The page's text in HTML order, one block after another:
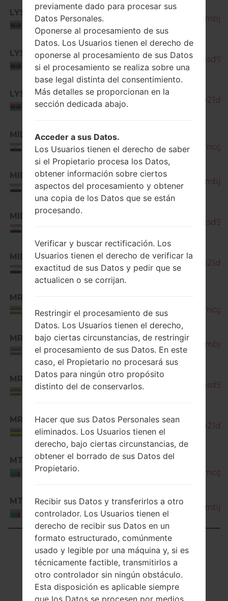
LYS
Libya
SM-
LYS
Libya
SM-
LYS
Libya
SM-
MID
IRAQ
SM-
MID
IRAQ
MID
MID
IRAQ
SM-
MRU
Mauritius
MRU
Mauritius
SM-
MRU
Mauritius
SM-
MRU
Mauritius
SM-
MTZ
Zambia
SM-
MTZ
Zambia
Showing 1 to 50 of 100 entries
Previous 1 2 Next
previamente dado para procesar sus
Datos Personales.
Oponerse al procesamiento de sus
Datos. Los Usuarios tienen el derecho de
oponerse al procesamiento de sus Datos
si el procesamiento se realiza sobre una
base legal distinta del consentimiento.
Más detalles se proporcionan en la
sección dedicada abajo.
Acceder a sus Datos.
Los Usuarios tienen el derecho de saber
si el Propietario procesa los Datos,
obtener información sobre ciertos
aspectos del procesamiento y obtener
una copia de los Datos que se están
procesando.
Verificar y buscar rectificación. Los
Usuarios tienen el derecho de verificar la
exactitud de sus Datos y pedir que se
actualicen o se corrijan.
Restringir el procesamiento de sus
Datos. Los Usuarios tienen el derecho,
bajo ciertas circunstancias, de restringir
el procesamiento de sus Datos. En este
caso, el Propietario no procesará sus
Datos para ningún otro propósito
distinto del de conservarlos.
Hacer que sus Datos Personales sean
eliminados. Los Usuarios tienen el
derecho, bajo ciertas circunstancias, de
obtener el borrado de sus Datos del
Propietario.
Recibir sus Datos y transferirlos a otro
controlador. Los Usuarios tienen el
derecho de recibir sus Datos en un
formato estructurado, comúnmente
usado y legible por una máquina y, si es
técnicamente factible, transmitirlos a
otro controlador sin ningún obstáculo.
Esta disposición es aplicable siempre